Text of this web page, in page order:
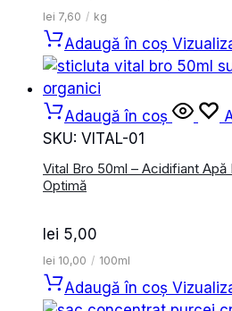
lei 7,60 / kg
Adaugă în coș
Adaugă în coș
SKU: VITAL-01
Vital Bro 50ml – Acidifiant
Optimă
lei 5,00
lei 10,00 / 100ml
Adaugă în coș